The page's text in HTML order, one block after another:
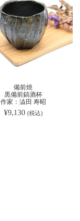
備前焼
黒備前鎬酒杯
作家：澁田 寿昭
¥9,130 (税込)